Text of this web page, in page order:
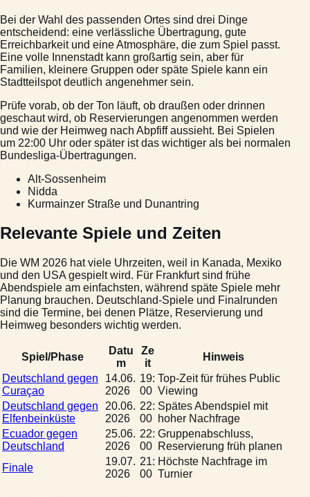
Bei der Wahl des passenden Ortes sind drei Dinge
entscheidend: eine verlässliche Übertragung, gute
Erreichbarkeit und eine Atmosphäre, die zum Spiel passt.
Eine volle Innenstadt kann großartig sein, aber für
Familien, kleinere Gruppen oder späte Spiele kann ein
Stadtteilspot deutlich angenehmer sein.
Prüfe vorab, ob der Ton läuft, ob draußen oder drinnen
geschaut wird, ob Reservierungen angenommen werden
und wie der Heimweg nach Abpfiff aussieht. Bei Spielen
um 22:00 Uhr oder später ist das wichtiger als bei normalen
Bundesliga-Übertragungen.
Alt-Sossenheim
Nidda
Kurmainzer Straße und Dunantring
Relevante Spiele und Zeiten
Die WM 2026 hat viele Uhrzeiten, weil in Kanada, Mexiko
und den USA gespielt wird. Für Frankfurt sind frühe
Abendspiele am einfachsten, während späte Spiele mehr
Planung brauchen. Deutschland-Spiele und Finalrunden
sind die Termine, bei denen Plätze, Reservierung und
Heimweg besonders wichtig werden.
Spiel/Phase
Datu
m
Ze
it
Hinweis
Deutschland gegen
Curaçao
14.06.
2026
19:
00
Top-Zeit für frühes Public
Viewing
Deutschland gegen
Elfenbeinküste
20.06.
2026
22:
00
Spätes Abendspiel mit
hoher Nachfrage
Ecuador gegen
Deutschland
25.06.
2026
22:
00
Gruppenabschluss,
Reservierung früh planen
Finale
19.07.
2026
21:
00
Höchste Nachfrage im
Turnier